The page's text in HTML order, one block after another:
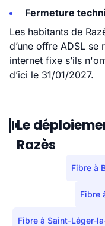
Fermeture
Les habitants de
d’une offre ADSL
internet fixe s’ils
d’ici le 31/01/2027.
Le
Razès
Fibre à
Fibre
Fibre à Saint-Léger-